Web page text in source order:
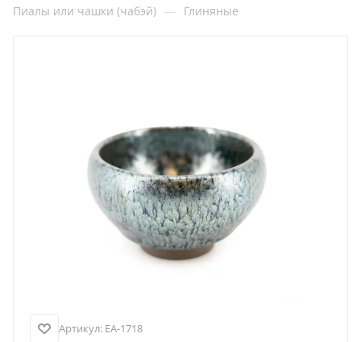
Пиалы или чашки (чабэй) — Глиняные
Артикул: EA-1718